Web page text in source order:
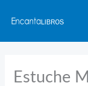
contenido
Estuche